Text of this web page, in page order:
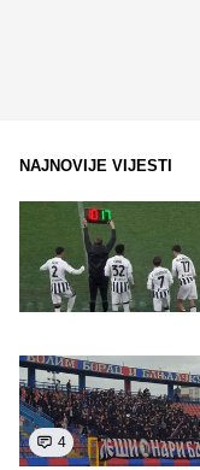
NAJNOVIJE VIJESTI
4